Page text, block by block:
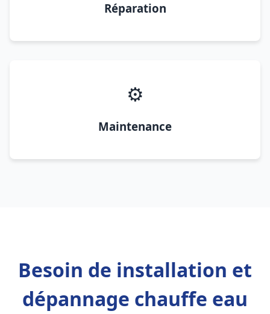
Réparation
⚙️
Maintenance
Besoin de installation et
dépannage chauffe eau